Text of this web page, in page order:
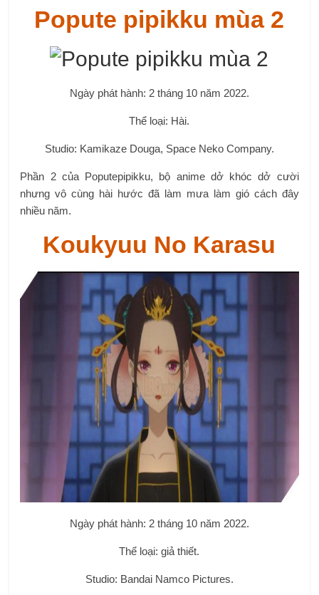
Ngày phát hành: 2 tháng 10 năm 2022.
Thể loại: giả thiết.
Studio: Bandai Namco Pictures.
Được chuyển thể từ tiểu thuyết cùng tên, Koukyuu No
Karasu xoay quanh cuộc sống trong cung của “phù thủy”
Jusetsu cùng với hoàng đế Koushun.
TOP 10 anime mùa thu 2022 hay và đáng xem
nhất sẽ được ra mắt vào tháng 10! (Phần 1)
Mushikaburi-hime